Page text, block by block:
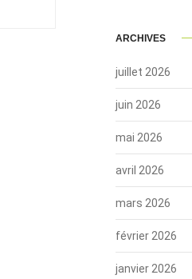
ARCHIVES
juillet 2026
juin 2026
mai 2026
avril 2026
mars 2026
février 2026
janvier 2026